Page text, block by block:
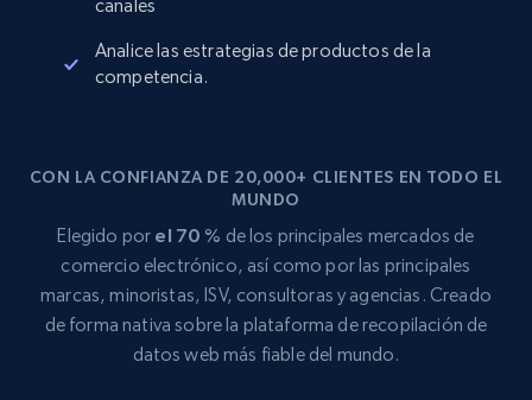
canales
Analice las estrategias de productos de la
competencia.
CON LA CONFIANZA DE 20,000+ CLIENTES EN TODO EL
MUNDO
Elegido por el 70 % de los principales mercados de
comercio electrónico, así como por las principales
marcas, minoristas, ISV, consultoras y agencias. Creado
de forma nativa sobre la plataforma de recopilación de
datos web más fiable del mundo.